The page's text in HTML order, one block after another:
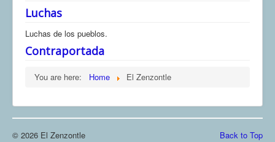
Luchas
Luchas de los pueblos.
Contraportada
You are here: Home El Zenzontle
Back to Top
© 2026 El Zenzontle